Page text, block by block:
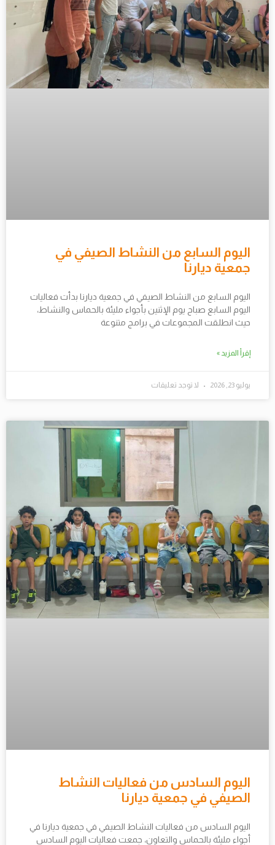
اليوم السابع من النشاط الصيفي في
جمعية ديارنا
اليوم السابع من النشاط الصيفي في جمعية ديارنا بدأت فعاليات
اليوم السابع صباح يوم الإثنين بأجواء مليئة بالحماس والنشاط،
حيث انطلقت المجموعات في برامج متنوعة
إقرأ المزيد »
يوليو 23, 2026 لا توجد تعليقات
اليوم السادس من فعاليات النشاط
الصيفي في جمعية ديارنا
اليوم السادس من فعاليات النشاط الصيفي في جمعية ديارنا في
أجواء مليئة بالحماس والتعاون، جمعت فعاليات اليوم السادس